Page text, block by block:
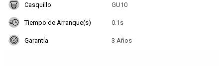
Casquillo GU10
Tiempo de Arranque(s) 0.1s
Garantía 3 Años